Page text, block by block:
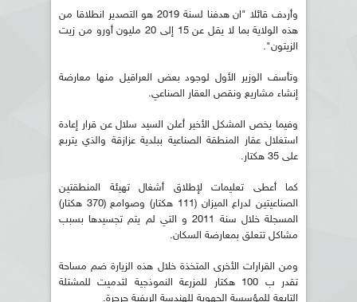
وأردف قائلا "ان هدفنا لسنة 2019 هو التصدير انطلاقا من
هذه الولاية بما لا يقل عن 15 إلى 20 مليون أورو من زيت
الزيتون".
وتأسف الوزير الأول لوجود بعض العراقيل منها معارضة
إنشاء مشاريع ونقص العقار الصناعي.
وفيما يخص المشكل الأخير أعلن السيد سلال عن قرار إعادة
استغلال عقار المنطقة الصناعية ببلدية عزازقة والذي يتربع
على 35 هكتار.
كما أعطى تعليمات لإطلاق أشغال تهيئة المنطقتين
الصناعيتين لدراع الميزان (111 هكتار) وصوامع (370 هكتار)
المسجلة خلال سنة 2011 و التي لم يتم تجسيدها بسبب
مشاكل تتعلق بمعارضة السكان.
ومن القرارات الأخرى المتخذة خلال هذه الزيارة ضم مساحة
تقدر ب 100 هكتار للمزرعة النموذجية لتدميت للمشتلة
التابعة للمؤسسة الجهوية للهندسة الريفية جرجرة.